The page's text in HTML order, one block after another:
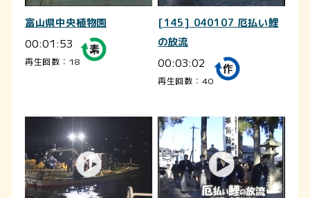
富山県中央植物園
00:01:53
再生回数：18
[145] 040107 厄払い鯉
の放流
00:03:02
再生回数：40